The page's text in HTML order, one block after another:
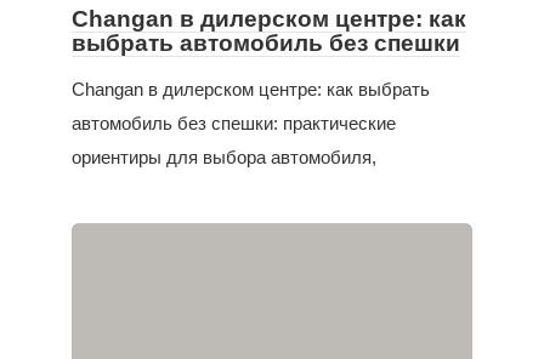
Changan в дилерском центре: как
выбрать автомобиль без спешки
Changan в дилерском центре: как выбрать
автомобиль без спешки: практические
ориентиры для выбора автомобиля,